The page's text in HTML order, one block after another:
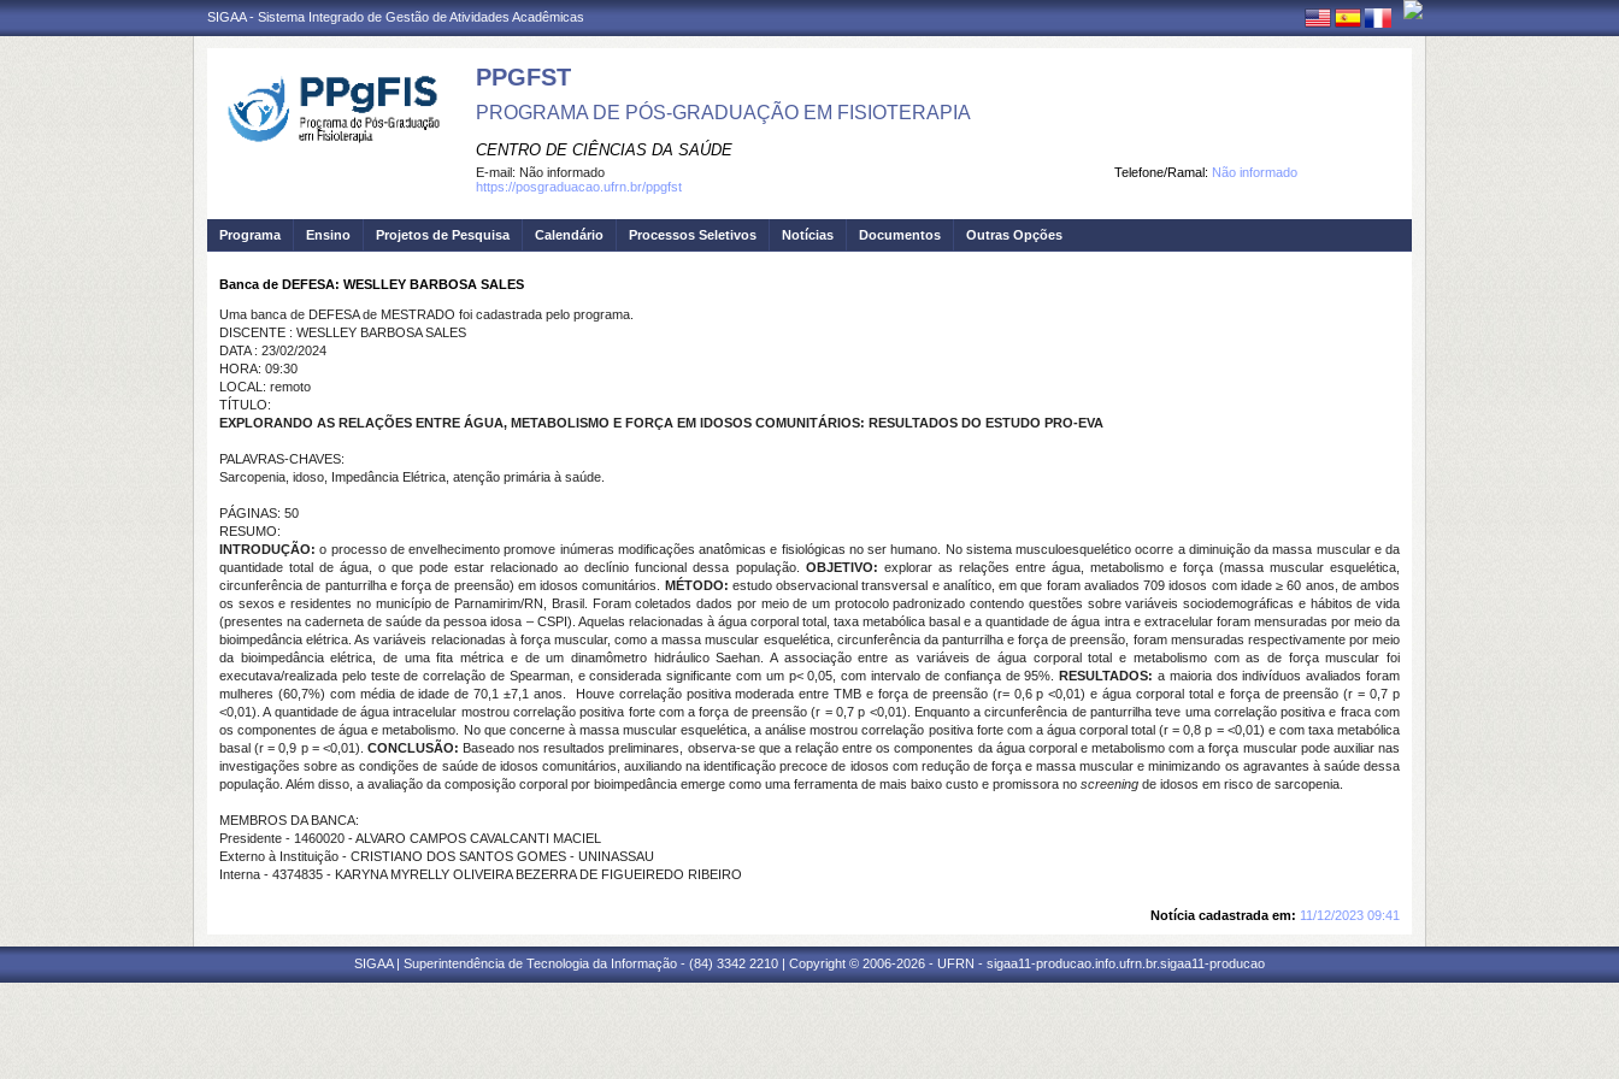
SIGAA - Sistema Integrado de Gestão de Atividades Acadêmicas
PPGFST
PROGRAMA DE PÓS-GRADUAÇÃO EM FISIOTERAPIA
CENTRO DE CIÊNCIAS DA SAÚDE
Telefone/Ramal: Não informado
E-mail: Não informado
https://posgraduacao.ufrn.br/ppgfst
Programa Ensino Projetos de Pesquisa Calendário Processos Seletivos Notícias Documentos Outras Opções
Banca de DEFESA: WESLLEY BARBOSA SALES
Uma banca de DEFESA de MESTRADO foi cadastrada pelo programa.
DISCENTE : WESLLEY BARBOSA SALES
DATA : 23/02/2024
HORA: 09:30
LOCAL: remoto
TÍTULO:
EXPLORANDO AS RELAÇÕES ENTRE ÁGUA, METABOLISMO E FORÇA EM IDOSOS COMUNITÁRIOS: RESULTADOS DO ESTUDO PRO-EVA
PALAVRAS-CHAVES:
Sarcopenia, idoso, Impedância Elétrica, atenção primária à saúde.
PÁGINAS: 50
RESUMO:
INTRODUÇÃO:o processo de envelhecimento promove inúmeras modificações anatômicas e fisiológicas no ser humano. No sistema musculoesquelético ocorre a diminuição da massa muscular e da
quantidade total de água, o que pode estar relacionado ao declínio funcional dessa população.
OBJETIVO: explorar as relações entre água, metabolismo e força (massa muscular esquelética,
circunferência de panturrilha e força de preensão) em idosos comunitários.
MÉTODO: estudo observacional transversal e analítico, em que foram avaliados 709 idosos com idade ≥ 60 anos, de ambos
os sexos e residentes no município de Parnamirim/RN, Brasil. Foram coletados dados por meio de um protocolo padronizado contendo questões sobre variáveis sociodemográficas e hábitos de vida
(presentes na caderneta de saúde da pessoa idosa – CSPI). Aquelas relacionadas à água corporal total, taxa metabólica basal e a quantidade de água intra e extracelular foram mensuradas por meio da
bioimpedância elétrica. As variáveis relacionadas à força muscular, como a massa muscular esquelética, circunferência da panturrilha e força de preensão, foram mensuradas respectivamente por meio
da bioimpedância elétrica, de uma fita métrica e de um dinamômetro hidráulico Saehan. A associação entre as variáveis de água corporal total e metabolismo com as de força muscular foi
executava/realizada pelo teste de correlação de Spearman, e considerada significante com um p< 0,05, com intervalo de confiança de 95%. RESULTADOS: a maioria dos indivíduos avaliados foram
mulheres (60,7%) com média de idade de 70,1 ±7,1 anos. Houve correlação positiva moderada entre TMB e força de preensão (r= 0,6 p <0,01) e água corporal total e força de preensão (r = 0,7 p
<0,01). A quantidade de água intracelular mostrou correlação positiva forte com a força de preensão (r = 0,7 p <0,01). Enquanto a circunferência de panturrilha teve uma correlação positiva e fraca com
os componentes de água e metabolismo. No que concerne à massa muscular esquelética, a análise mostrou correlação positiva forte com a água corporal total (r = 0,8 p = <0,01) e com taxa metabólica
basal (r = 0,9 p = <0,01). CONCLUSÃO: Baseado nos resultados preliminares, observa-se que a relação entre os componentes da água corporal e metabolismo com a força muscular pode auxiliar nas
investigações sobre as condições de saúde de idosos comunitários, auxiliando na identificação precoce de idosos com redução de força e massa muscular e minimizando os agravantes à saúde dessa
população. Além disso, a avaliação da composição corporal por bioimpedância emerge como uma ferramenta de mais baixo custo e promissora no screening de idosos em risco de sarcopenia.
MEMBROS DA BANCA:
Presidente - 1460020 - ALVARO CAMPOS CAVALCANTI MACIEL
Externo à Instituição - CRISTIANO DOS SANTOS GOMES - UNINASSAU
Interna - 4374835 - KARYNA MYRELLY OLIVEIRA BEZERRA DE FIGUEIREDO RIBEIRO
Notícia cadastrada em: 11/12/2023 09:41
SIGAA | Superintendência de Tecnologia da Informação - (84) 3342 2210 | Copyright © 2006-2026 - UFRN - sigaa11-producao.info.ufrn.br.sigaa11-producao